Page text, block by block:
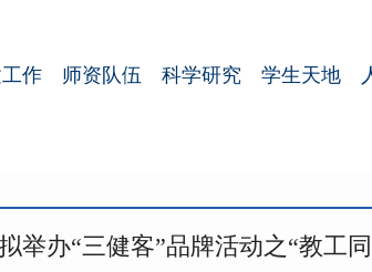
作 师资队伍 科学研究 学生天地
举办“三健客”品牌活动之“教工